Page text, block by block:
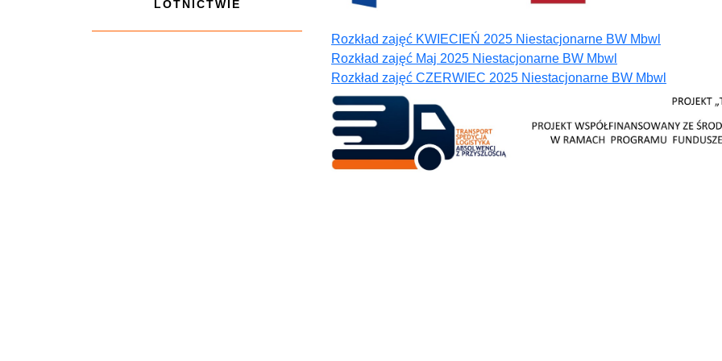
LOTNICTWIE
Rozkład zajęć KWIECIEŃ 2025 Niestacjonarne BW Mbwl
Rozkład zajęć Maj 2025 Niestacjonarne BW Mbwl
Rozkład zajęć CZERWIEC 2025 Niestacjonarne BW Mbwl